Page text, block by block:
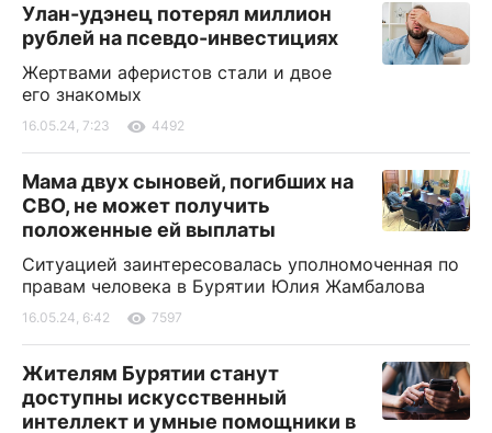
Улан-удэнец потерял миллион
рублей на псевдо-инвестициях
Жертвами аферистов стали и двое
его знакомых
16.05.24, 7:23 4492
Мама двух сыновей, погибших на
СВО, не может получить
положенные ей выплаты
Ситуацией заинтересовалась уполномоченная по
правам человека в Бурятии Юлия Жамбалова
16.05.24, 6:42 7597
Жителям Бурятии станут
доступны искусственный
интеллект и умные помощники в